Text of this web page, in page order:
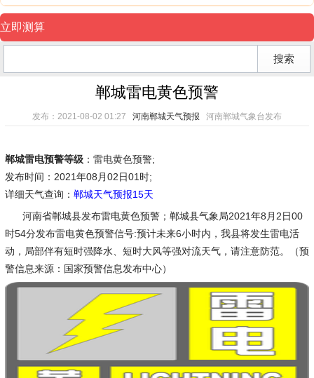
郸城雷电黄色预警
发布：2021-08-02 01:27 河南郸城天气预报 河南郸城气象台发布
郸城雷电预警等级：雷电黄色预警;
发布时间 ：2021年08月02日01时;
详细天气查询： 郸城天气预报15天
河南省郸城县发布雷电黄色预警；郸城县气象局2021年8月2日00
时54分发布雷电黄色预警信号:预计未来6小时内，我县将发生雷电活
动，局部伴有短时强降水、短时大风等强对流天气，请注意防范。（预
警信息来源：国家预警信息发布中心）